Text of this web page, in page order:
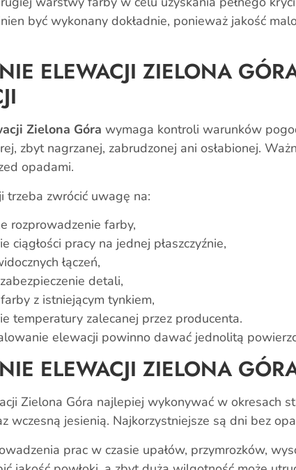
być wykonany dokładnie, ponieważ jakość
ELEWACJI ZIELONA
Zielona Góra wymaga kontroli warunków
zbyt nagrzanej, zabrudzonej ani osłabionej.
opadami.
trzeba zwrócić uwagę na:
rozprowadzenie farby,
ciągłości pracy na jednej płaszczyźnie,
łączeń,
detali,
z istniejącym tynkiem,
temperatury zalecanej przez producenta.
elewacji powinno dawać jednolitą
ELEWACJI ZIELONA
Zielona Góra najlepiej wykonywać w okresach
wczesną jesienią. Najkorzystniejsze są dni bez
prac w czasie upałów, przymrozków,